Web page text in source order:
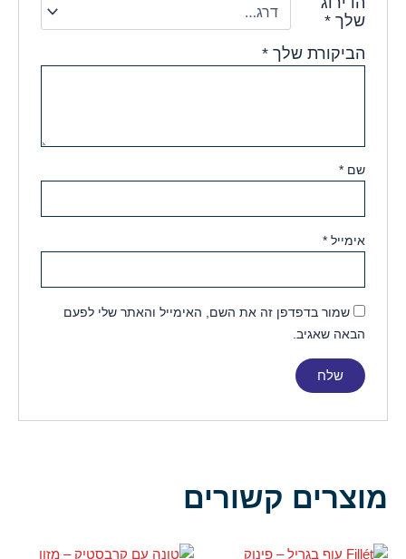
שלך*
הביקורת שלך*
שם*
אימייל*
שמור בדפדפן זה את השם, האימייל והאתר שלי לפעם
הבאה שאגיב.
מוצרים קשורים